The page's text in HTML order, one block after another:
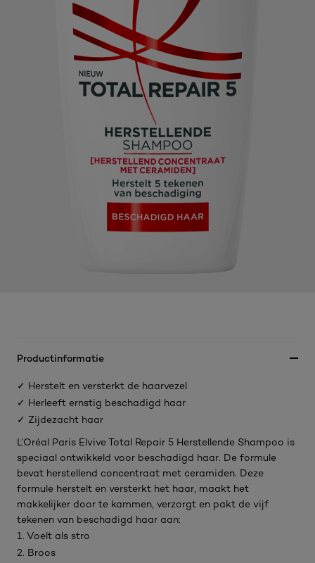
Productinformatie
✓ Herstelt en versterkt de haarvezel
✓ Herleeft ernstig beschadigd haar
✓ Zijdezacht haar
L’Oréal Paris Elvive Total Repair 5 Herstellende Shampoo is
speciaal ontwikkeld voor beschadigd haar. De formule
bevat herstellend concentraat met ceramiden. Deze
formule herstelt en versterkt het haar, maakt het
makkelijker door te kammen, verzorgt en pakt de vijf
tekenen van beschadigd haar aan:
1. Voelt als stro
2. Broos